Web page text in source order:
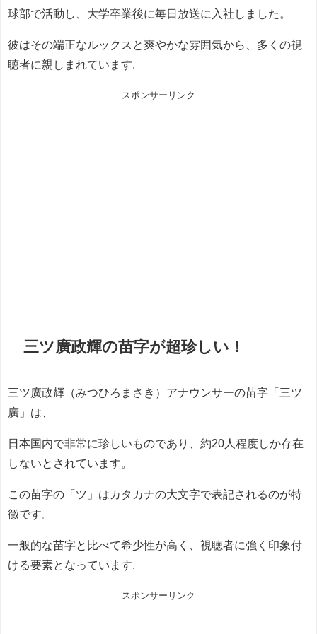
球部で活動し、大学卒業後に毎日放送に入社しました。
彼はその端正なルックスと爽やかな雰囲気から、多くの視
聴者に親しまれています.
スポンサーリンク
三ツ廣政輝の苗字が超珍しい！
三ツ廣政輝（みつひろまさき）アナウンサーの苗字「三ツ
廣」は、
日本国内で非常に珍しいものであり、約20人程度しか存在
しないとされています。
この苗字の「ツ」はカタカナの大文字で表記されるのが特
徴です。
一般的な苗字と比べて希少性が高く、視聴者に強く印象付
ける要素となっています.
スポンサーリンク